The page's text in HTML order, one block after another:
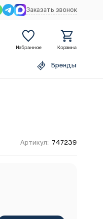
Заказать звонок
Избранное Корзина
Бренды
Артикул: 747239